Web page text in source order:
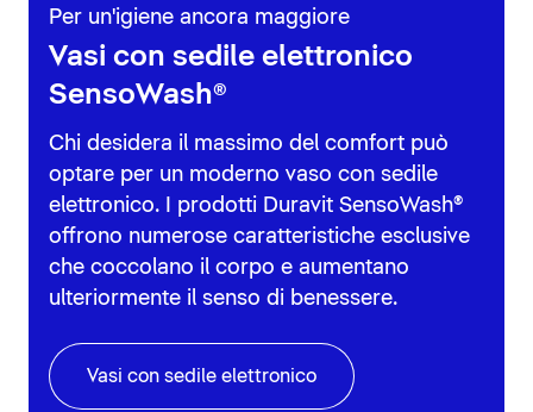
Per un'igiene ancora maggiore
Vasi con sedile elettronico
SensoWash®
Chi desidera il massimo del comfort può
optare per un moderno vaso con sedile
elettronico. I prodotti Duravit SensoWash®
offrono numerose caratteristiche esclusive
che coccolano il corpo e aumentano
ulteriormente il senso di benessere.
Vasi con sedile elettronico